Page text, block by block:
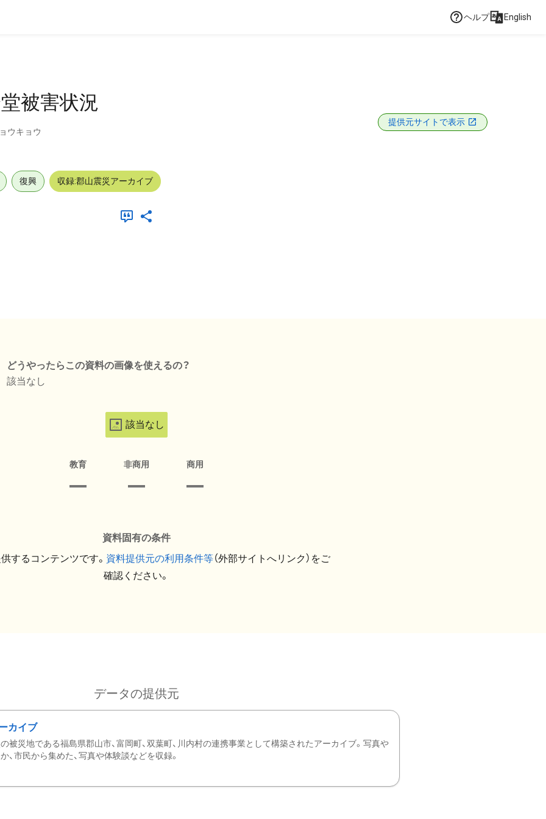
ヘルプ English
堂被害状況
ウキョウ
提供元サイトで表示
復興 収録:郡山震災アーカイブ
どうやったらこの資料の画像を使えるの？
該当なし
該当なし
教育 非商用 商用
資料固有の条件
するコンテンツです。 資料提供元の利用条件等（外部サイトへリンク）をご
確認ください。
データの提供元
カイブ
被災地である福島県郡山市、富岡町、双葉町、川内村の連携事業として構築されたアーカイブ。写真や
、市民から集めた、写真や体験談などを収録。